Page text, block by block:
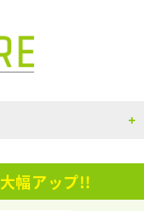
大幅アップ!!